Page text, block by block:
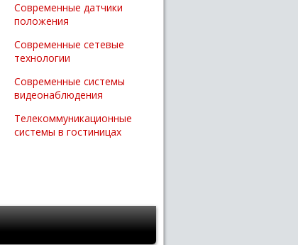
Современные датчики
положения
Современные сетевые
технологии
Современные системы
видеонаблюдения
Телекоммуникационные
системы в гостиницах